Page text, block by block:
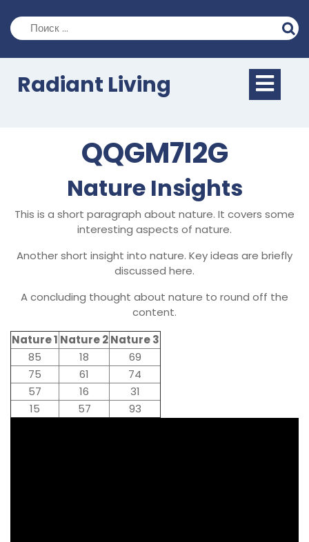
содержимому
Radiant Living
QQGM7I2G
Nature Insights
This is a short paragraph about nature. It covers some
interesting aspects of nature.
Another short insight into nature. Key ideas are briefly
discussed here.
A concluding thought about nature to round off the
content.
Nature 1 Nature 2Nature 3
85
18
69
75
61
74
57
16
31
15
57 93